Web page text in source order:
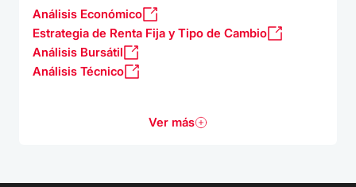
Análisis Económico
Estrategia de Renta Fija y Tipo de Cambio
Análisis Bursátil
Análisis Técnico
Ver más